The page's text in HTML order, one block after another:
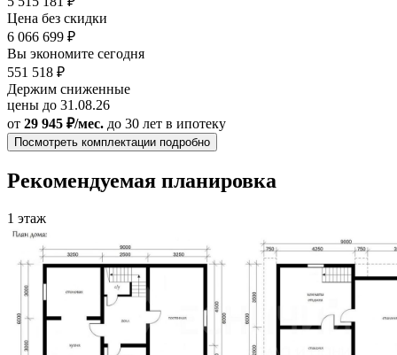
Цена без скидки
6 066 699 ₽
Вы экономите сегодня
551 518 ₽
Держим сниженные
цены до 31.08.26
от 29 945 ₽/мес. до 30 лет в ипотеку
Посмотреть комплектации подробно
Рекомендуемая планировка
1 этаж